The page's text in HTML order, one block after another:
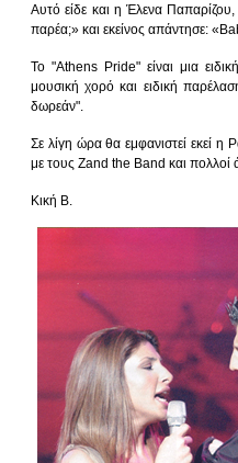
Αυτό είδε και η Έλενα
παρέα;» και εκείνος απάντησε:
Το "Athens Pride" είναι μια
μουσική χορό και ειδική
δωρεάν".
Σε λίγη ώρα θα εμφανιστεί εκεί η
με τους Zand the Band και πολλοί
Κική Β.